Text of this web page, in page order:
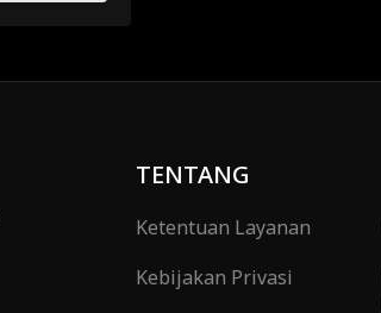
TENTANG
Ketentuan Layanan
Kebijakan Privasi